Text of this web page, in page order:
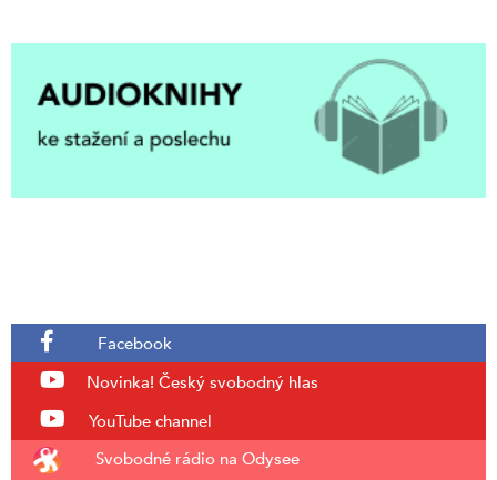
Facebook
Novinka! Český svobodný hlas
YouTube channel
Svobodné rádio na Odysee